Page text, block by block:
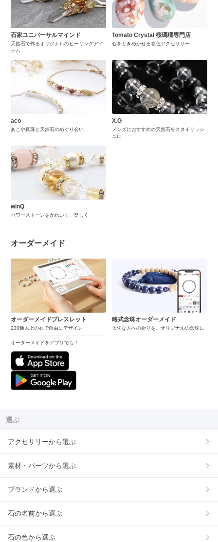
石家ユニバーサルマインド
天然石で作るオリジナルのヒーリングアイ
テム
Tomato Crystal 桜瑪瑙専門店
心をときめかせる春色アクセサリー
aco
あこや真珠と天然石のめぐり会い
X.G
メンズにおすすめの天然石をスタイリッシ
ュに
winQ
パワーストーンをかわいく、楽しく
オーダーメイド
オーダーメイドブレスレット
230種以上の石で自由にデザイン
オーダーメイドをアプリでも！
略式念珠オーダーメイド
大切な人への祈りを、オリジナルの念珠に
選ぶ
アクセサリーから選ぶ
素材・パーツから選ぶ
ブランドから選ぶ
石の名前から選ぶ
石の色から選ぶ